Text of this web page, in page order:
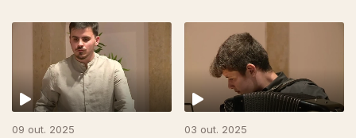
09 out. 2025 03 out. 2025